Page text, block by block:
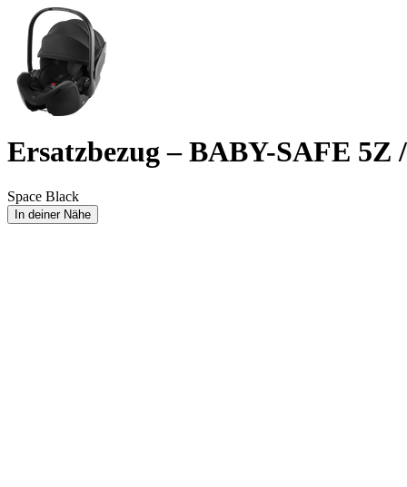
Ersatzbezug – BABY-SAFE 5Z
Space Black
In deiner Nähe